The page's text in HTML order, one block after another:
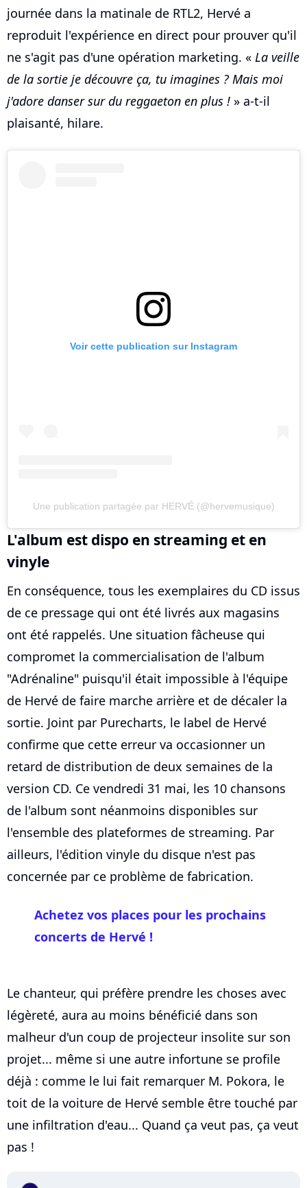
journée dans la matinale de RTL2, Hervé a
reproduit l'expérience en direct pour prouver qu'il
ne s'agit pas d'une opération marketing. « La veille
de la sortie je découvre ça, tu imagines ? Mais moi
j'adore danser sur du reggaeton en plus ! » a-t-il
plaisanté, hilare.
Voir cette publication sur Instagram
Une publication partagée par HERVÉ (@hervemusique)
L'album est dispo en streaming et en
vinyle
En conséquence, tous les exemplaires du CD issus
de ce pressage qui ont été livrés aux magasins
ont été rappelés. Une situation fâcheuse qui
compromet la commercialisation de l'album
"Adrénaline" puisqu'il était impossible à l'équipe
de Hervé de faire marche arrière et de décaler la
sortie. Joint par Purecharts, le label de Hervé
confirme que cette erreur va occasionner un
retard de distribution de deux semaines de la
version CD. Ce vendredi 31 mai, les 10 chansons
de l'album sont néanmoins disponibles sur
l'ensemble des plateformes de streaming. Par
ailleurs, l'édition vinyle du disque n'est pas
concernée par ce problème de fabrication.
Achetez vos places pour les prochains
concerts de Hervé !
Le chanteur, qui préfère prendre les choses avec
légèreté, aura au moins bénéficié dans son
malheur d'un coup de projecteur insolite sur son
projet... même si une autre infortune se profile
déjà : comme le lui fait remarquer M. Pokora, le
toit de la voiture de Hervé semble être touché par
une infiltration d'eau... Quand ça veut pas, ça veut
pas !